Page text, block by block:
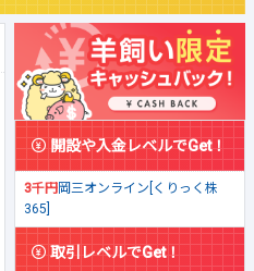
開設や入金レベルでGet！
3千円岡三オンライン[くりっく株
365]
取引レベルでGet！